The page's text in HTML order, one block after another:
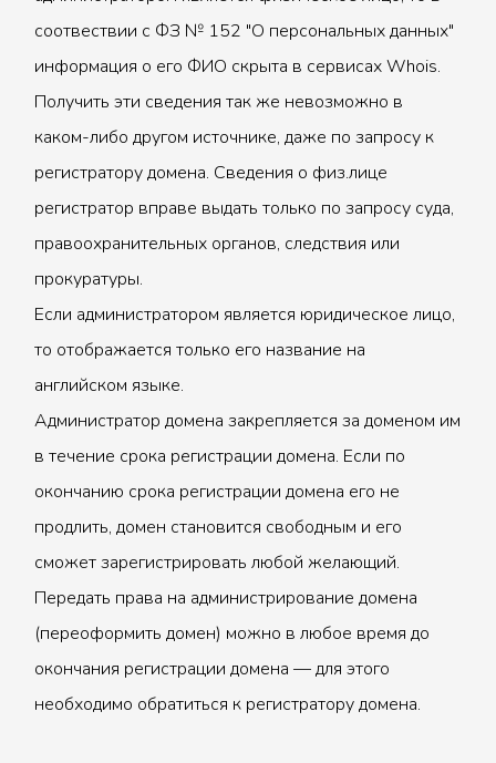
соотвествии с ФЗ № 152 "О персональных данных"
информация о его ФИО скрыта в сервисах Whois.
Получить эти сведения так же невозможно в
каком-либо другом источнике, даже по запросу к
регистратору домена. Сведения о физ.лице
регистратор вправе выдать только по запросу суда,
правоохранительных органов, следствия или
прокуратуры.
Если администратором является юридическое лицо,
то отображается только его название на
английском языке.
Администратор домена закрепляется за доменом им
в течение срока регистрации домена. Если по
окончанию срока регистрации домена его не
продлить, домен становится свободным и его
сможет зарегистрировать любой желающий.
Передать права на администрирование домена
(переоформить домен) можно в любое время до
окончания регистрации домена — для этого
необходимо обратиться к регистратору домена.